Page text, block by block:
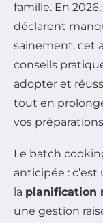
famille. En
déclarent
sainement, cet
conseils
adopter et
tout en
vos
Le batch
anticipée :
la planification
une gestion